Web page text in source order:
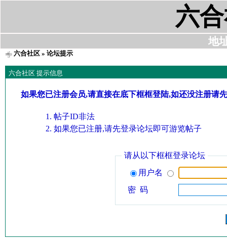
六
地
六合社区» 论坛提示
六合社区 提示信息
如果您已注册会员,请直接在底下框框登陆,如还没注册请
帖子ID非法
如果您已注册,请先登录论坛即可游览帖子
请从以下框框登录论坛
用户名
密 码